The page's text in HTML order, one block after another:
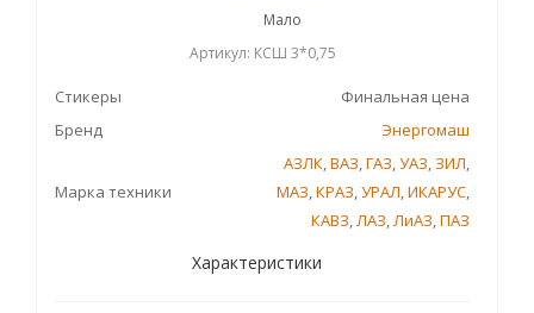
Мало
Артикул: КСШ 3*0,75
Стикеры
Финальная цена
Бренд
Энергомаш
Марка техники
АЗЛК,ВАЗ,ГАЗ,УАЗ, ЗИЛ,
МАЗ,КРАЗ,УРАЛ,ИКАРУС,
КАВЗ,ЛАЗ,ЛиАЗ,ПАЗ
Характеристики